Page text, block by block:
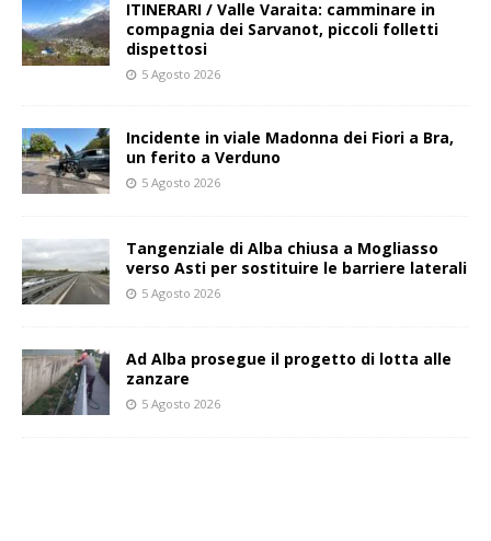
ITINERARI / Valle Varaita: camminare in
compagnia dei Sarvanot, piccoli folletti
dispettosi
5 Agosto 2026
Incidente in viale Madonna dei Fiori a Bra,
un ferito a Verduno
5 Agosto 2026
Tangenziale di Alba chiusa a Mogliasso
verso Asti per sostituire le barriere laterali
5 Agosto 2026
Ad Alba prosegue il progetto di lotta alle
zanzare
5 Agosto 2026